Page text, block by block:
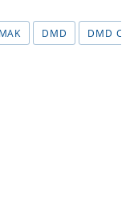
DMD DMD CR